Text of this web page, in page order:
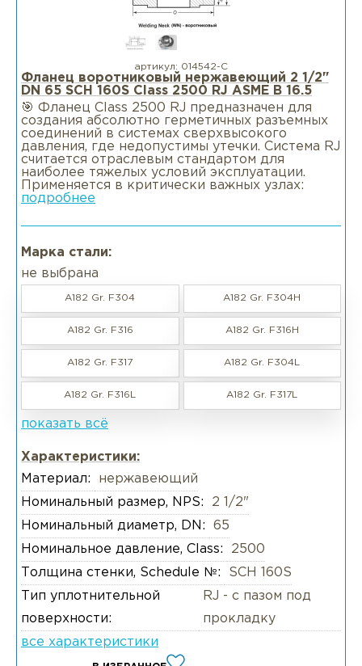
артикул: 014542-С
Фланец воротниковый нержавеющий 2 1/2"
DN 65 SCH 160S Class 2500 RJ ASME B 16.5
🎯 Фланец Class 2500 RJ предназначен для
создания абсолютно герметичных разъемных
соединений в системах сверхвысокого
давления, где недопустимы утечки. Система RJ
считается отраслевым стандартом для
наиболее тяжелых условий эксплуатации.
Применяется в критически важных узлах:
подробнее
Марка стали:
не выбрана
A182 Gr. F304 A182 Gr. F304H
A182 Gr. F316 A182 Gr. F316H
A182 Gr. F317 A182 Gr. F304L
A182 Gr. F316L A182 Gr. F317L
показать всё
Характеристики:
Материал:
нержавеющий
Номинальный размер, NPS:
2 1/2"
Номинальный диаметр, DN:
65
Номинальное давление, Class:
2500
Толщина стенки, Schedule №:
SCH 160S
Тип уплотнительной
поверхности:
RJ - с пазом под
прокладку
все характеристики